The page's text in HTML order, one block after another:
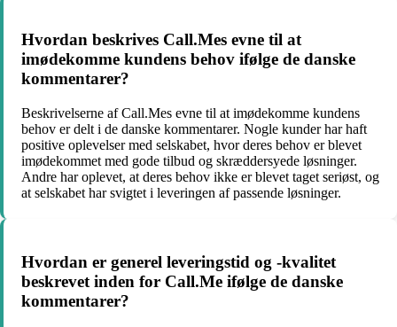
Hvordan beskrives Call.Mes evne til at
imødekomme kundens behov ifølge de danske
kommentarer?
Beskrivelserne af Call.Mes evne til at imødekomme kundens
behov er delt i de danske kommentarer. Nogle kunder har haft
positive oplevelser med selskabet, hvor deres behov er blevet
imødekommet med gode tilbud og skræddersyede løsninger.
Andre har oplevet, at deres behov ikke er blevet taget seriøst, og
at selskabet har svigtet i leveringen af passende løsninger.
Hvordan er generel leveringstid og -kvalitet
beskrevet inden for Call.Me ifølge de danske
kommentarer?